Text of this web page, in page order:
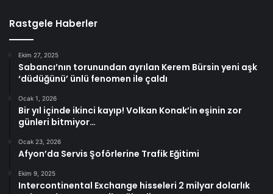
Rastgele Haberler
Ekim 27, 2025
Sabancı’nın torunundan ayrılan Kerem Bürsin yeni aşk
‘düdüğünü’ ünlü fenomen ile çaldı
Ocak 1, 2026
Bir yıl içinde ikinci kayıp! Volkan Konak’in eşinin zor
günleri bitmiyor…
Ocak 23, 2026
Afyon’da Servis Şoförlerine Trafik Eğitimi
Ekim 9, 2025
Intercontinental Exchange hisseleri 2 milyar dolarlık